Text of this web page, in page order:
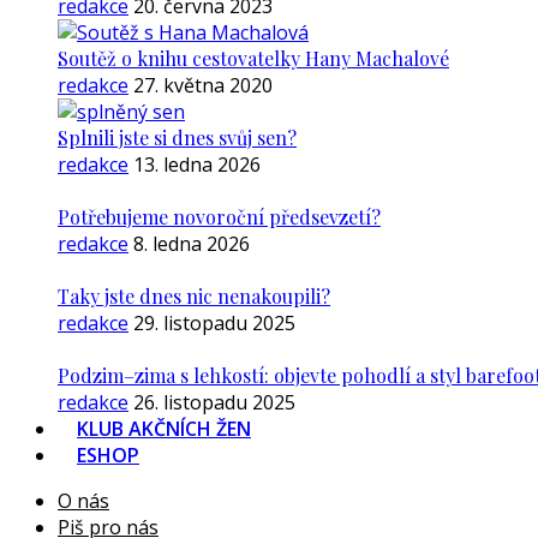
redakce 20. června 2023
Soutěž o knihu cestovatelky Hany Machalové
redakce 27. května 2020
Splnili jste si dnes svůj sen?
redakce 13. ledna 2026
Potřebujeme novoroční předsevzetí?
redakce 8. ledna 2026
Taky jste dnes nic nenakoupili?
redakce 29. listopadu 2025
Podzim–zima s lehkostí: objevte pohodlí a styl
redakce 26. listopadu 2025
KLUB AKČNÍCH ŽEN
ESHOP
O nás
Piš pro nás